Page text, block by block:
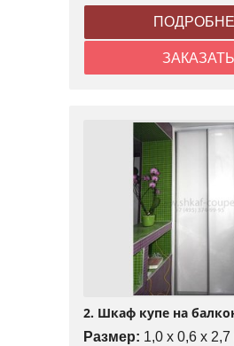
ЗАКАЗАТЬ
2. Шкаф купе на
Размер: 1,0 x 0,6 x 2,7